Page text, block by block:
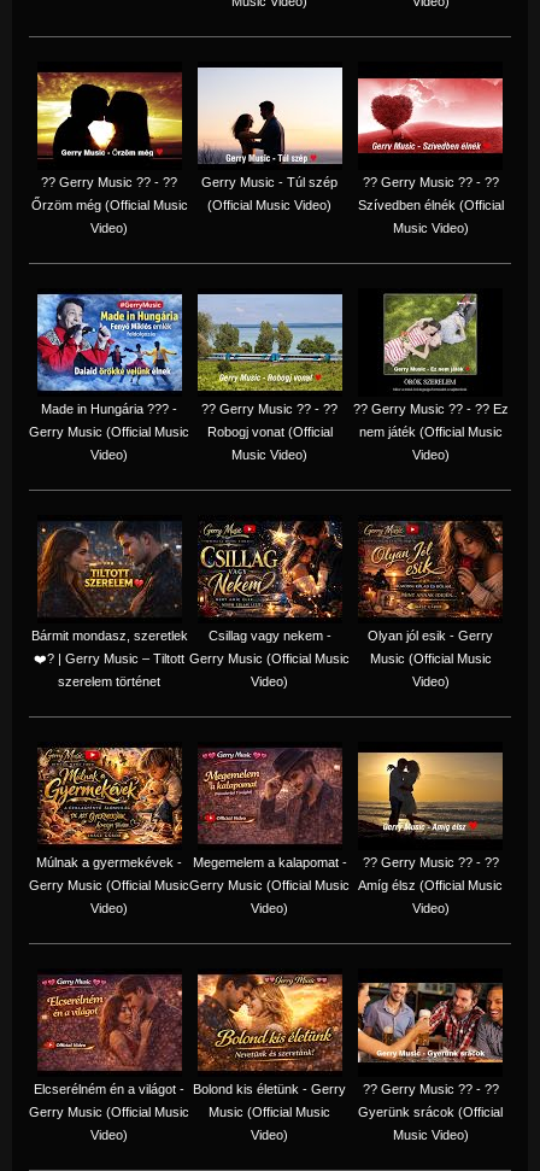
?? Gerry Music ?? - ??
Őrzöm még (Official Music
Video)
Gerry Music - Túl szép
(Official Music Video)
?? Gerry Music ?? - ??
Szívedben élnék (Official
Music Video)
Made in Hungária ??? -
Gerry Music (Official Music
Video)
?? Gerry Music ?? - ??
Robogj vonat (Official
Music Video)
?? Gerry Music ?? - ?? Ez
nem játék (Official Music
Video)
Bármit mondasz, szeretlek
❤️‍? | Gerry Music – Tiltott
szerelem történet
Csillag vagy nekem -
Gerry Music (Official Music
Video)
Olyan jól esik - Gerry
Music (Official Music
Video)
Múlnak a gyermekévek -
Gerry Music (Official Music
Video)
Megemelem a kalapomat -
Gerry Music (Official Music
Video)
?? Gerry Music ?? - ??
Amíg élsz (Official Music
Video)
Elcserélném én a világot -
Gerry Music (Official Music
Video)
Bolond kis életünk - Gerry
Music (Official Music
Video)
?? Gerry Music ?? - ??
Gyerünk srácok (Official
Music Video)